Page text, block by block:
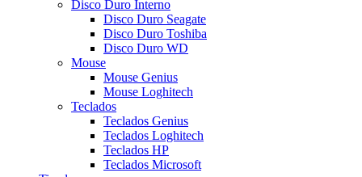
Disco Duro Interno
Disco Duro Seagate
Disco Duro Toshiba
Disco Duro WD
Mouse
Mouse Genius
Mouse Loghitech
Teclados
Teclados Genius
Teclados Loghitech
Teclados HP
Teclados Microsoft